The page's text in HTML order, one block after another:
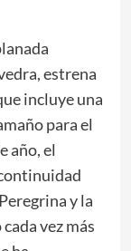
estrena
incluye una
para el
año, el
y la
vez más